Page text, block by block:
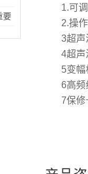
要
1.可
2.操
3超
4超
5变
6高
7保